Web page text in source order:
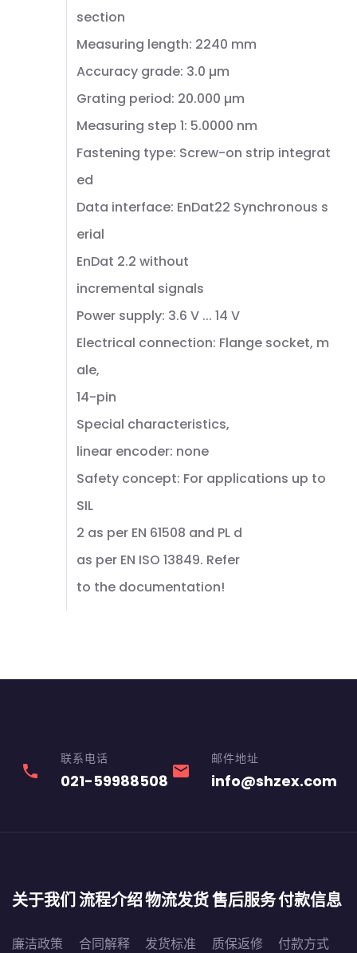
section
Measuring length: 2240 mm
Accuracy grade: 3.0 µm
Grating period: 20.000 µm
Measuring step 1: 5.0000 nm
Fastening type: Screw-on strip integrat
ed
Data interface: EnDat22 Synchronous s
erial
EnDat 2.2 without
incremental signals
Power supply: 3.6 V ... 14 V
Electrical connection: Flange socket, m
ale,
14-pin
Special characteristics,
linear encoder: none
Safety concept: For applications up to
SIL
2 as per EN 61508 and PL d
as per EN ISO 13849. Refer
to the documentation!
phone
联系电话
021-59988508 email
邮件地址
info@shzex.com
关于我们
廉洁政策
流程介绍
合同解释
物流发货
发货标准
售后服务
质保返修
付款信息
付款方式